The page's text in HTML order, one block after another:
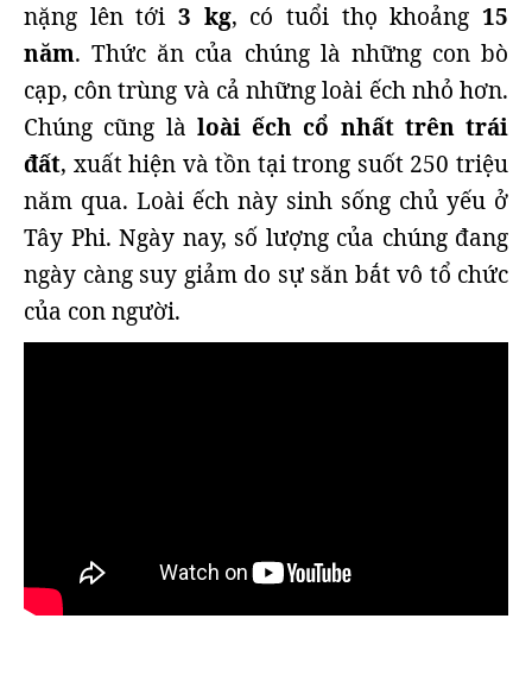
nặng lên tới 3 kg, có tuổi thọ khoảng15
năm. Thức ăn của chúng là những con bò
cạp, côn trùng và cả những loài ếch nhỏ hơn.
Chúng cũng là loài ếch cổ nhất trên trái
đất, xuất hiện và tồn tại trong suốt 250 triệu
năm qua. Loài ếch này sinh sống chủ yếu ở
Tây Phi. Ngày nay, số lượng của chúng đang
ngày càng suy giảm do sự săn bắt vô tổ chức
của con người.